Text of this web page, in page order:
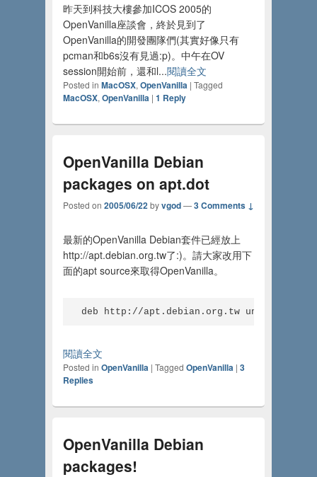
昨天到科技大樓參加ICOS 2005的
OpenVanilla座談會，終於見到了
OpenVanilla的開發團隊們(其實好像只有
pcman和b6s沒有見過:p)。中午在OV
session開始前，還和l...閱讀全文
Posted in MacOSX, OpenVanilla | Tagged
MacOSX, OpenVanilla | 1 Reply
OpenVanilla Debian
packages on apt.dot
Posted on 2005/06/22byvgod—3 Comments ↓
最新的OpenVanilla Debian套件已經放上
http://apt.debian.org.tw了:)。請大家改用下
面的apt source來取得OpenVanilla。
deb http://apt.debian.org.tw unstable
閱讀全文
Posted in OpenVanilla | Tagged OpenVanilla | 3
Replies
OpenVanilla Debian
packages!